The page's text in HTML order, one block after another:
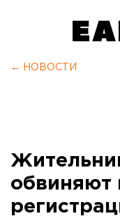
← НОВОСТИ
обвиняют